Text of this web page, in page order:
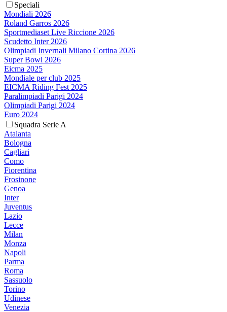
Speciali
Mondiali 2026
Roland Garros 2026
Sportmediaset Live Riccione 2026
Scudetto Inter 2026
Olimpiadi Invernali Milano Cortina 2026
Super Bowl 2026
Eicma 2025
Mondiale per club 2025
EICMA Riding Fest 2025
Paralimpiadi Parigi 2024
Olimpiadi Parigi 2024
Euro 2024
Squadra Serie A
Atalanta
Bologna
Cagliari
Como
Fiorentina
Frosinone
Genoa
Inter
Juventus
Lazio
Lecce
Milan
Monza
Napoli
Parma
Roma
Sassuolo
Torino
Udinese
Venezia